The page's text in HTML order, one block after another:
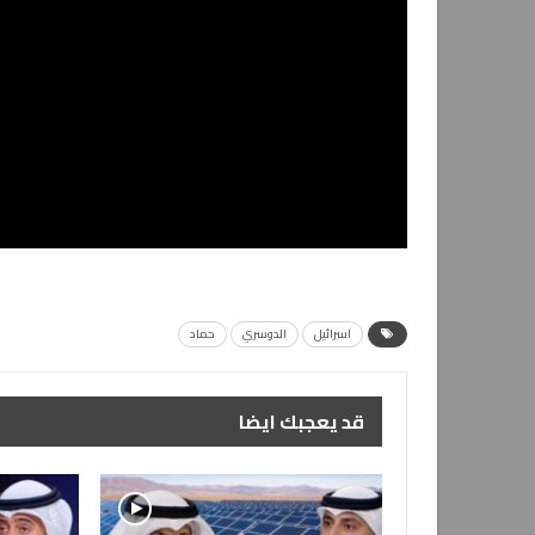
اسرائيل الدوسري حماد
قد يعجبك ايضا